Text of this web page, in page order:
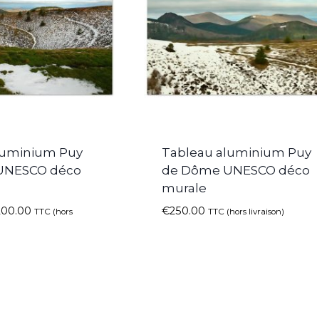
Puy
déco
TTC (hors
Tableau aluminium Puy
de Dôme UNESCO déco
murale
€250.00 TTC (hors livraison)